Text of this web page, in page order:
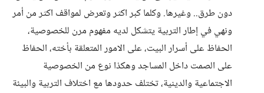
دون طرق.. وغيرها. وكلما كبر اكثر وتعرض لمواقف اكثر من أمر
ونهي في إطار التربية يتشكل لديه مفهوم مرن للخصوصية،
الحفاظ على أسرار البيت، على الامور المتعلقة بأخته، الحفاظ
على الصمت داخل المساجد وهكذا نوع من الخصوصية
الاجتماعية والدينية، تختلف حدودها مع اختلاف التربية والبيئة